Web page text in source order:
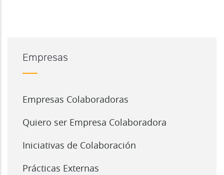
Empresas
Empresas Colaboradoras
Quiero ser Empresa Colaboradora
Iniciativas de Colaboración
Prácticas Externas